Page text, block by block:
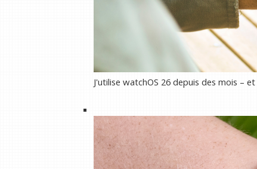
J'utilise watchOS 26 depuis des mois –